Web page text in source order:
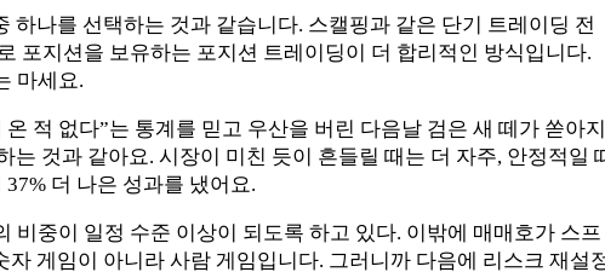
나를 선택하는 것과 같습니다. 스캘핑과 같은 단기 트레이딩 전
포지션을 보유하는 포지션 트레이딩이 더 합리적인 방식입니다.
마세요.
적 없다”는 통계를 믿고 우산을 버린 다음날 검은 새 떼가 쏟아지
것과 같아요. 시장이 미친 듯이 흔들릴 때는 더 자주, 안정적일
더 나은 성과를 냈어요.
중이 일정 수준 이상이 되도록 하고 있다. 이밖에 매매호가 스프
게임이 아니라 사람 게임입니다. 그러니까 다음에 리스크 재설